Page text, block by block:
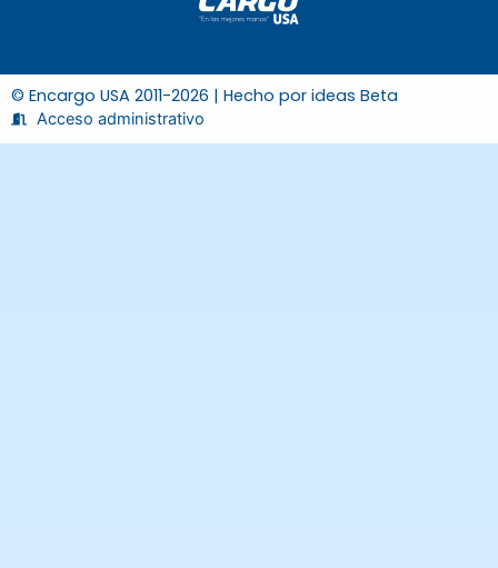
© Encargo USA 2011-2026 | Hecho por ideas Beta
Acceso administrativo